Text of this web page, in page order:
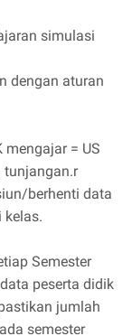
simulasi
dengan aturan
= US
tunjangan.r
berhenti data
kelas.
Semester
peserta didik
jumlah
semester